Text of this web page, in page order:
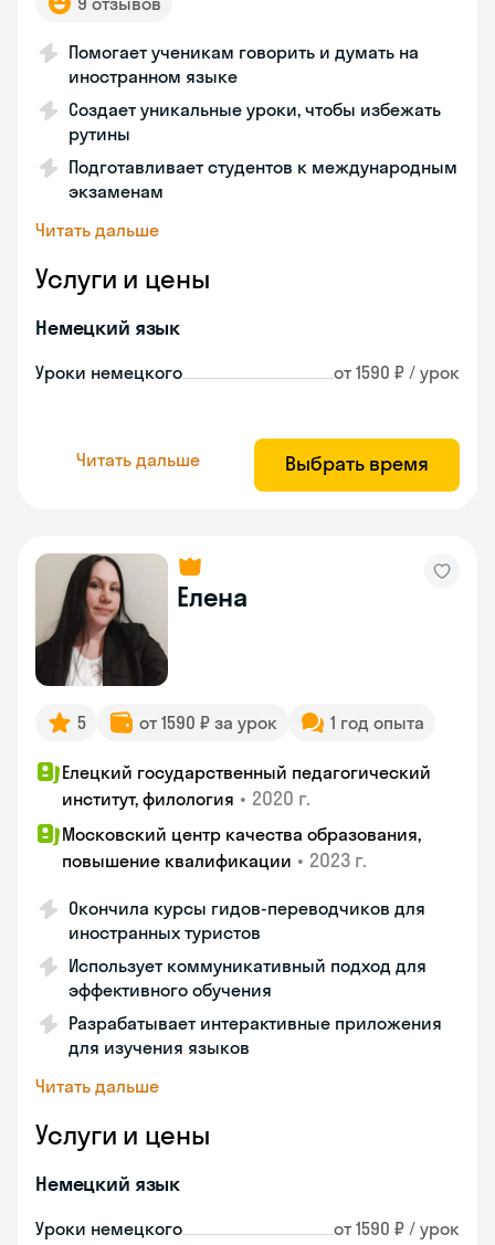
Помогает ученикам говорить и думать на
иностранном языке
Создает уникальные уроки, чтобы избежать
рутины
Подготавливает студентов к международным
экзаменам
Читать дальше
Услуги и цены
Немецкий язык
Уроки немецкого от 1590 ₽ / урок
Читать дальше Выбрать время
Елена
5 от 1590 ₽ за урок 1 год опыта
Елецкий государственный педагогический
институт, филология • 2020 г.
Московский центр качества образования,
повышение квалификации • 2023 г.
Окончила курсы гидов-переводчиков для
иностранных туристов
Использует коммуникативный подход для
эффективного обучения
Разрабатывает интерактивные приложения
для изучения языков
Читать дальше
Услуги и цены
Немецкий язык
Уроки немецкого от 1590 ₽ / урок